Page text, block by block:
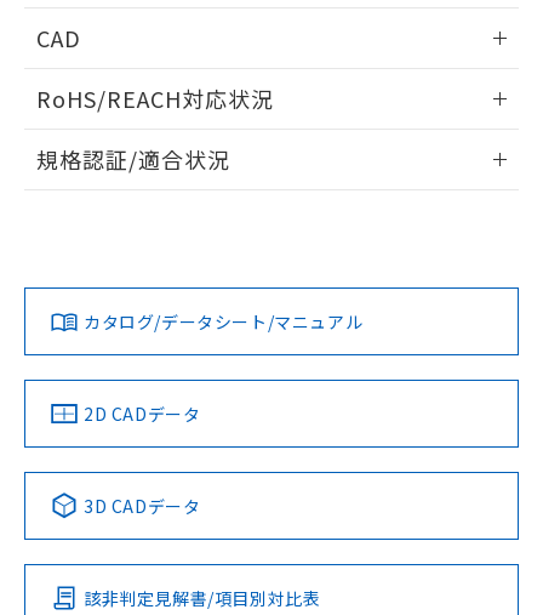
タイムチャート
A: 80mm以上、B: 60mm以上
周囲金属の影響
以上、n: 30mm以上
検出物体の大きさと材質による影響
検出領域
CAD
ドすることができます。
ログイン/会員登録
ダウンロードデータをご利用いただく前に、以下を必ずお読
みください。
ソフトウェアの使用条件
RoHS/REACH対応状況
EU RoHS 注意事項・凡例
対応済み
中国 RoHS 注意事項・凡例
Pb Hg Cd Cr(VI)
O
規格認証/適合状況
LR型式承認
（イギリス
船舶規格）
DNV型式承認
（ノルウェー
BV型式承認
（フランス
KR型式
（韓国
No No No No
この製品の規格認証/適合状況ページへ
その他の認証はこちらのページからご検索ください
カタログ/データシート/マニュアル
2D CADデータ
3D CADデータ
該非判定見解書/項目別対比表
り、2022年1月12日より割愛しておりま
す。